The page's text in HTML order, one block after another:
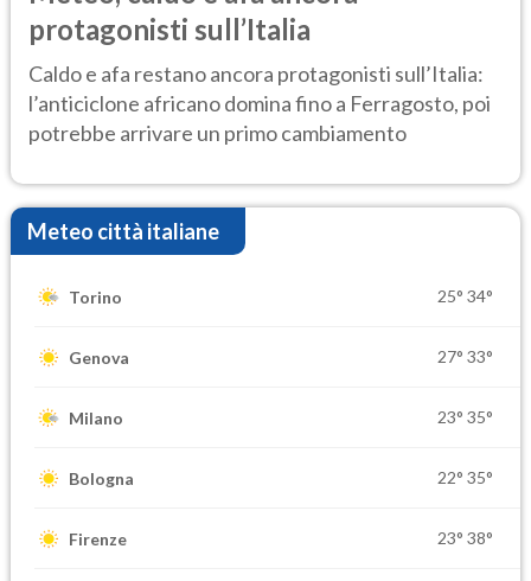
protagonisti sull’Italia
Caldo e afa restano ancora protagonisti sull’Italia:
l’anticiclone africano domina fino a Ferragosto, poi
potrebbe arrivare un primo cambiamento
Meteo città italiane
Torino 25° 34°
Genova 27° 33°
Milano 23° 35°
Bologna 22° 35°
Firenze 23° 38°